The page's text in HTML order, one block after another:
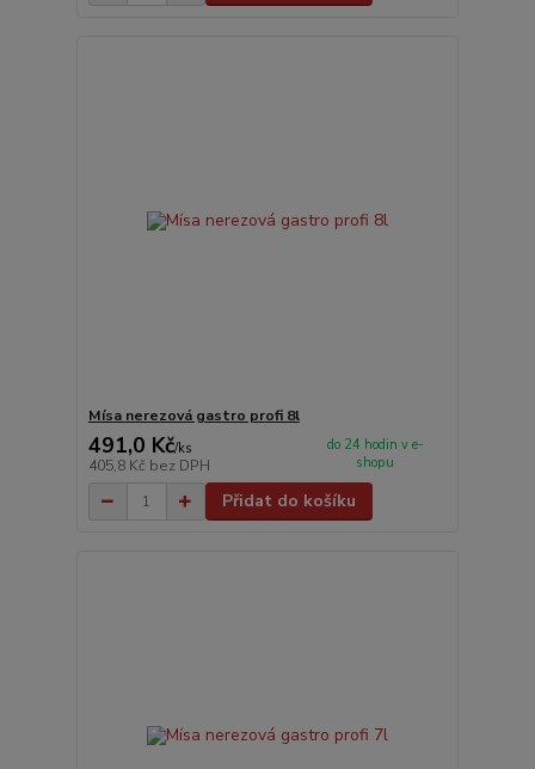
Mísa nerezová gastro profi 8l
491,0 Kč/ks
405,8 Kč bez DPH
do 24 hodin v e-
shopu
Přidat do košíku